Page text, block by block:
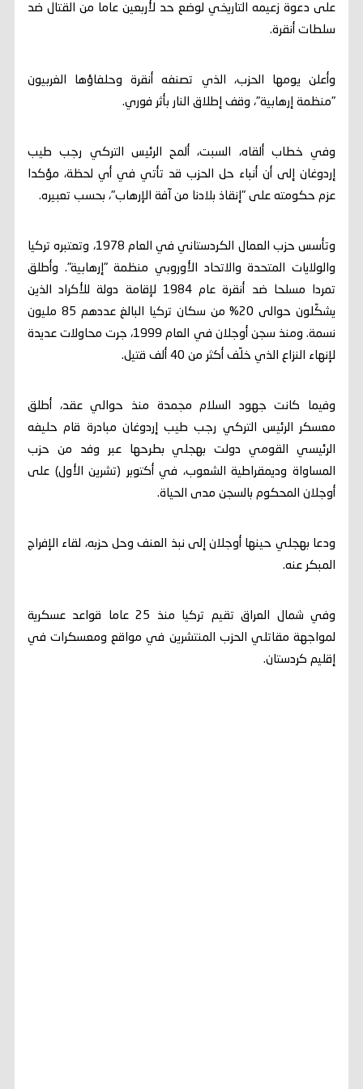
على دعوة زعيمه التاريخي لوضع حد لأربعين عاما من القتال ضد
سلطات أنقرة.
وأعلن يومها الحزب، الذي تصنفه أنقرة وحلفاؤها الغربيون
"منظمة إرهابية"، وقف إطلاق النار بأثر فوري.
وفي خطاب ألقاه، السبت، ألمح الرئيس التركي رجب طيب
إردوغان إلى أن أنباء حل الحزب قد تأتي في أي لحظة، مؤكدا
عزم حكومته على "إنقاذ بلادنا من آفة الإرهاب"، بحسب تعبيره.
وتأسس حزب العمال الكردستاني في العام 1978، وتعتبره تركيا
والولايات المتحدة والاتحاد الأوروبي منظمة "إرهابية". وأطلق
تمردا مسلحا ضد أنقرة عام 1984 لإقامة دولة للأكراد الذين
يشكّلون حوالى 20% من سكان تركيا البالغ عددهم 85 مليون
نسمة. ومنذ سجن أوجلان في العام 1999، جرت محاولات عديدة
لإنهاء النزاع الذي خلّف أكثر من 40 ألف قتيل.
وفيما كانت جهود السلام مجمدة منذ حوالي عقد، أطلق
معسكر الرئيس التركي رجب طيب إردوغان مبادرة قام حليفه
الرئيسي القومي دولت بهجلي بطرحها عبر وفد من حزب
المساواة وديمقراطية الشعوب، في أكتوبر (تشرين الأول) على
أوجلان المحكوم بالسجن مدى الحياة.
ودعا بهجلي حينها أوجلان إلى نبذ العنف وحل حزبه، لقاء الإفراج
المبكر عنه.
وفي شمال العراق تقيم تركيا منذ 25 عاما قواعد عسكرية
لمواجهة مقاتلي الحزب المنتشرين في مواقع ومعسكرات في
إقليم كردستان.